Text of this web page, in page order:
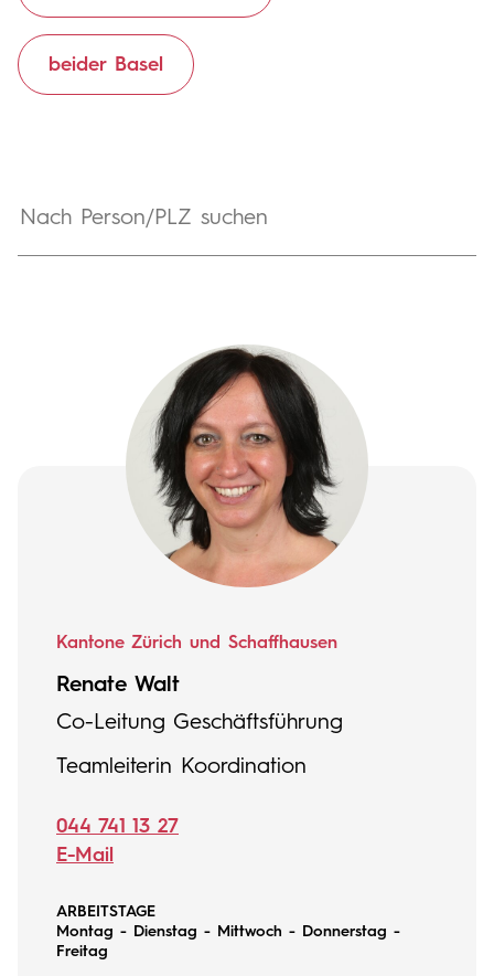
beider Basel
Kantone Zürich und Schaffhausen
Renate Walt
Co-Leitung Geschäftsführung
Teamleiterin Koordination
044 741 13 27
E-Mail
ARBEITSTAGE
Montag - Dienstag - Mittwoch - Donnerstag -
Freitag